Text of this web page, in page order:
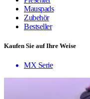
Mauspads
Zubehör
Bestseller
Kaufen Sie auf Ihre Weise
MX Serie